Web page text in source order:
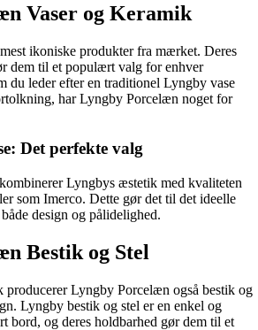
Vaser og Keramik
ikoniske produkter fra mærket. Deres
dem til et populært valg for enhver
du leder efter en traditionel Lyngby vase
har Lyngby Porcelæn noget for
Det perfekte valg
Lyngbys æstetik med kvaliteten
som Imerco. Dette gør det til det ideelle
design og pålidelighed.
Bestik og Stel
producerer Lyngby Porcelæn også bestik og
Lyngby bestik og stel er en enkel og
bord, og deres holdbarhed gør dem til et